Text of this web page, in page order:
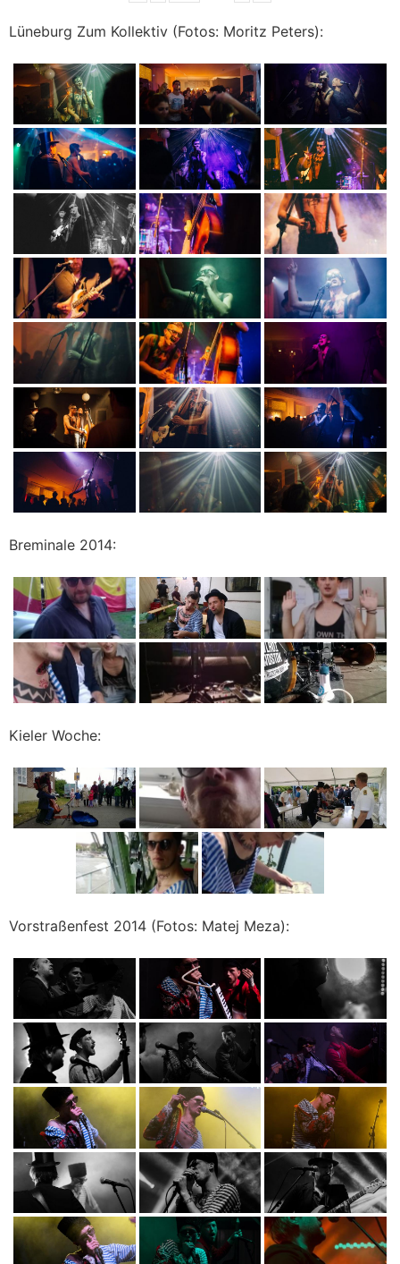
Lüneburg Zum Kollektiv (Fotos: Moritz Peters):
Breminale 2014:
Kieler Woche:
Vorstraßenfest 2014 (Fotos: Matej Meza):